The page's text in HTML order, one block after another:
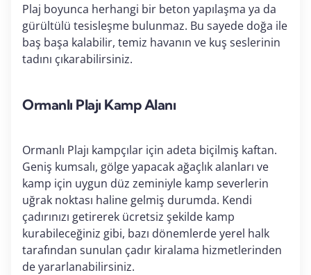
Plaj boyunca herhangi bir beton yapılaşma ya da
gürültülü tesisleşme bulunmaz. Bu sayede doğa ile
baş başa kalabilir, temiz havanın ve kuş seslerinin
tadını çıkarabilirsiniz.
Ormanlı Plajı Kamp Alanı
Ormanlı Plajı kampçılar için adeta biçilmiş kaftan.
Geniş kumsalı, gölge yapacak ağaçlık alanları ve
kamp için uygun düz zeminiyle kamp severlerin
uğrak noktası haline gelmiş durumda. Kendi
çadırınızı getirerek ücretsiz şekilde kamp
kurabileceğiniz gibi, bazı dönemlerde yerel halk
tarafından sunulan çadır kiralama hizmetlerinden
de yararlanabilirsiniz.